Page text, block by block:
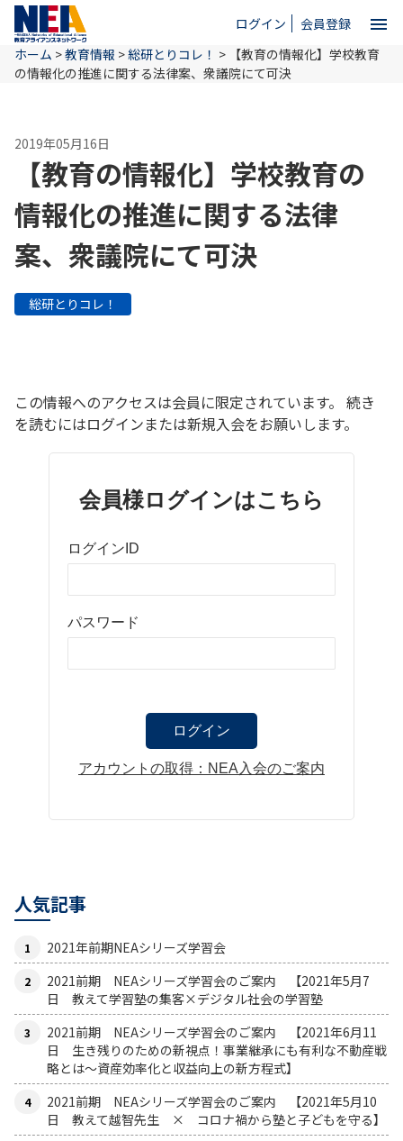
ログイン 会員登録 menu
ホーム
NEAとは
教育情報
お問い合わせ
ホーム >教育情報 >総研とりコレ！ > 【教育の情報化】学校教育
の情報化の推進に関する法律案、衆議院にて可決
2019年05月16日
【教育の情報化】学校教育の
情報化の推進に関する法律
案、衆議院にて可決
総研とりコレ！
この情報へのアクセスは会員に限定されています。 続き
を読むにはログインまたは新規入会をお願いします。
会員様ログインはこちら
ログインID
パスワード
アカウントの取得：NEA入会のご案内
人気記事
2021年前期NEAシリーズ学習会
2021前期 NEAシリーズ学習会のご案内 【2021年5月7
日 教えて学習塾の集客×デジタル社会の学習塾
2021前期 NEAシリーズ学習会のご案内 【2021年6月11
日 生き残りのための新視点！事業継承にも有利な不動産戦
略とは〜資産効率化と収益向上の新方程式】
2021前期 NEAシリーズ学習会のご案内 【2021年5月10
日 教えて越智先生 × コロナ禍から塾と子どもを守る】